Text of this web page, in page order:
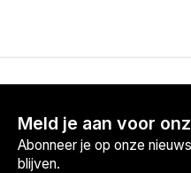
Meld je aan voor
Abonneer je op onze
blijven.